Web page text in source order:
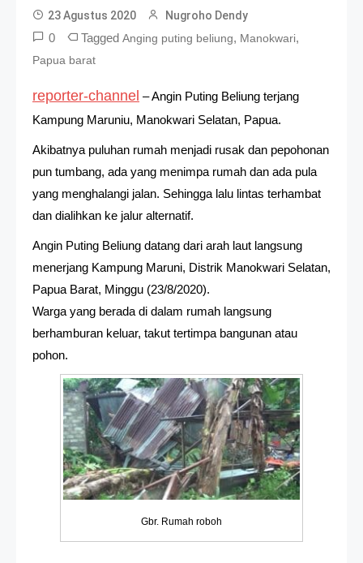
23 Agustus 2020 Nugroho Dendy
0 Tagged Anging puting beliung, Manokwari,
Papua barat
reporter-channel – Angin Puting Beliung terjang
Kampung Maruniu, Manokwari Selatan, Papua.
Akibatnya puluhan rumah menjadi rusak dan pepohonan
pun tumbang, ada yang menimpa rumah dan ada pula
yang menghalangi jalan. Sehingga lalu lintas terhambat
dan dialihkan ke jalur alternatif.
Angin Puting Beliung datang dari arah laut langsung
menerjang Kampung Maruni, Distrik Manokwari Selatan,
Papua Barat, Minggu (23/8/2020).
Warga yang berada di dalam rumah langsung
berhamburan keluar, takut tertimpa bangunan atau
pohon.
Gbr. Rumah roboh